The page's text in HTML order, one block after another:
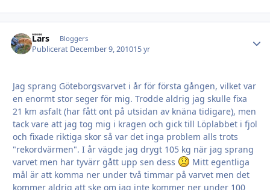
Lars Bloggers
Publicerat December 9, 201015 yr
Jag sprang Göteborgsvarvet i år för första gången, vilket var
en enormt stor seger för mig. Trodde aldrig jag skulle fixa
21 km asfalt (har fått ont på utsidan av knäna tidigare), men
tack vare att jag tog mig i kragen och gick till Löplabbet i fjol
och fixade riktiga skor så var det inga problem alls trots
"rekordvärmen". I år vägde jag drygt 105 kg när jag sprang
varvet men har tyvärr gått upp sen dess
Mitt egentliga
mål är att komma ner under två timmar på varvet men det
kommer aldrig att ske om jag inte kommer ner under 100